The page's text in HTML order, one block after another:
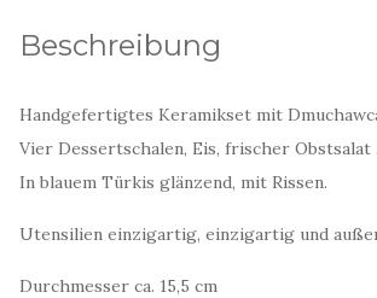
Beschreibung
Handgefertigtes Keramikset mit
Vier Dessertschalen, Eis, frischer Obstsalat
In blauem Türkis glänzend, mit Rissen.
Utensilien einzigartig, einzigartig und
Durchmesser ca. 15,5 cm